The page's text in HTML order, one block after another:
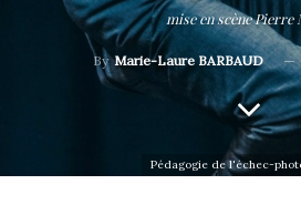
mise en scène Pierre
ByMarie-Laure BARBAUD
Pédagogie de l'échec-